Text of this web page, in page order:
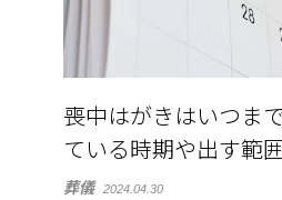
喪中はがきはいつま
ている時期や出す範
葬儀 2024.04.30